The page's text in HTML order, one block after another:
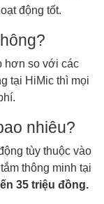
động tốt.
hơn so với các
tại HiMic thì mọi
nhiêu?
tùy thuộc vào
thông minh tại
35 triệu đồng.